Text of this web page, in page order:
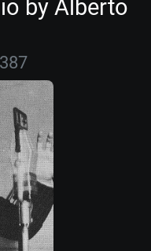
by Alberto